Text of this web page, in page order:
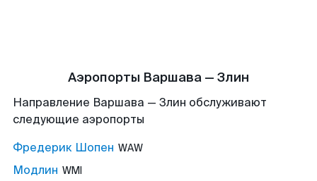
Аэропорты Варшава — Злин
Направление Варшава — Злин обслуживают
следующие аэропорты
Фредерик Шопен WAW
Модлин WMI